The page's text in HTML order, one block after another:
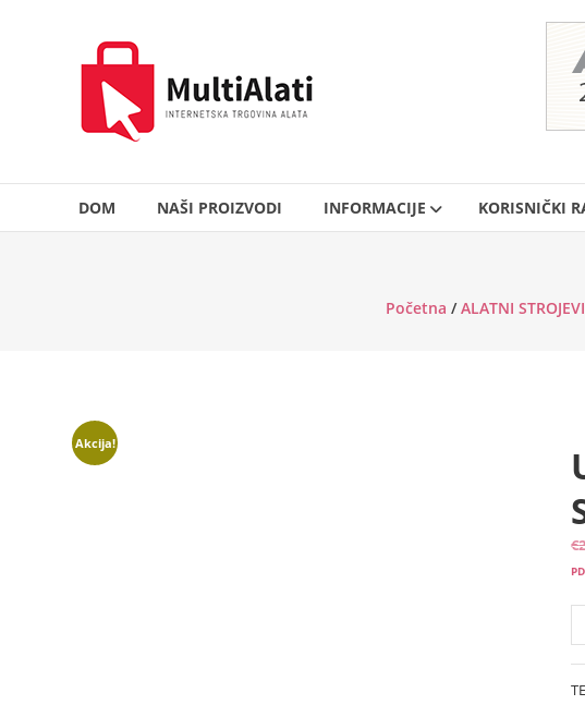
MultiAlati
Internetska
trgovina
alata
DOM NAŠI PROIZVODI INFORMACIJE KORISNIČKI
Početna /ALATNI STROJEVI
Akcija!
€
za